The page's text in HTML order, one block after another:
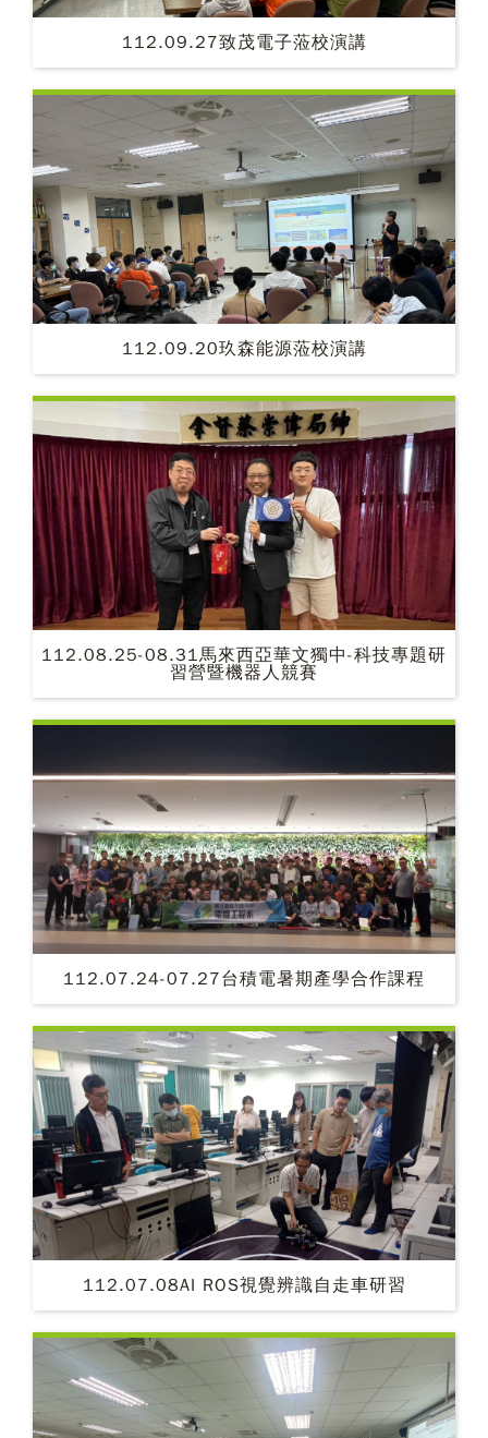
112.09.27致茂電子蒞校演講
112.09.20玖森能源蒞校演講
112.08.25-08.31馬來西亞華文獨中-科技專題研
習營暨機器人競賽
112.07.24-07.27台積電暑期產學合作課程
112.07.08AI ROS視覺辨識自走車研習